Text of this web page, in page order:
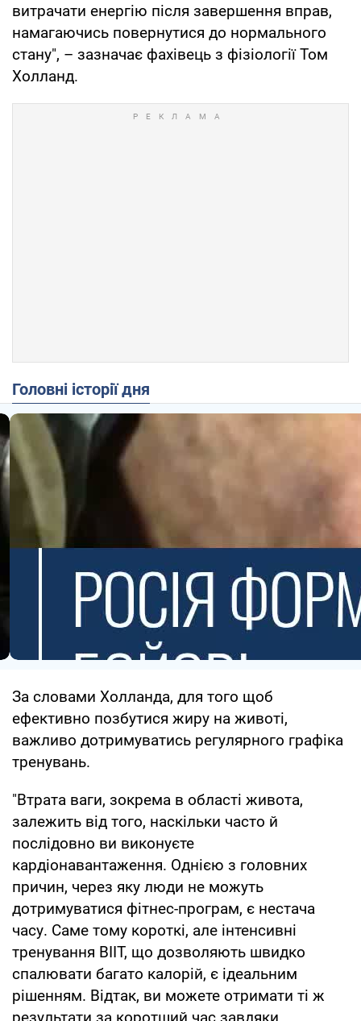
витрачати енергію після завершення вправ,
намагаючись повернутися до нормального
стану", – зазначає фахівець з фізіології Том
Холланд.
Головні історії дня
За словами Холланда, для того щоб
ефективно позбутися жиру на животі,
важливо дотримуватись регулярного графіка
тренувань.
"Втрата ваги, зокрема в області живота,
залежить від того, наскільки часто й
послідовно ви виконуєте
кардіонавантаження. Однією з головних
причин, через яку люди не можуть
дотримуватися фітнес-програм, є нестача
часу. Саме тому короткі, але інтенсивні
тренування ВIIT, що дозволяють швидко
спалювати багато калорій, є ідеальним
рішенням. Відтак, ви можете отримати ті ж
результати за коротший час завдяки